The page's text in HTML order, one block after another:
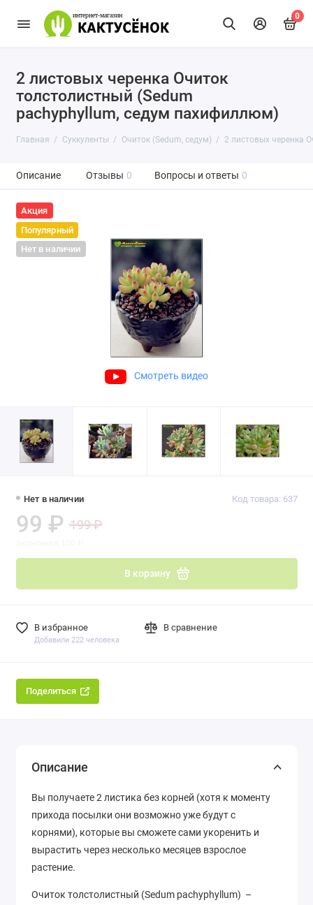
0
2 листовых черенка Очиток
толстолистный (Sedum
pachyphyllum, седум пахифиллюм)
Главная Суккуленты Очиток (Sedum, седум) 2 листовых черенка
Описание Отзывы 0 Вопросы и ответы 0
Акция
Популярный
Нет в наличии
Смотреть видео
Нет в наличии Код товара: 637
99 ₽ 199 ₽
В корзину
В избранное
Добавили 222 человека
В сравнение
Поделиться
Описание
Вы получаете 2 листика без корней (хотя к моменту
прихода посылки они возможно уже будут с
корнями), которые вы сможете сами укоренить и
вырастить через несколько месяцев взрослое
растение.
Очиток толстолистный (Sedum pachyphyllum) –